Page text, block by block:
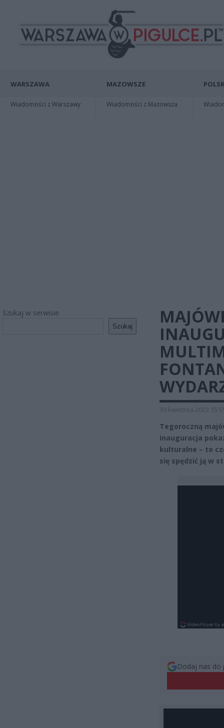
WARSZAWA
Wiadomości z Warszawy
MAZOWSZE
Wiadomości z Mazowsza
Szukaj w serwisie
Szukaj
30 kwietnia 2023
Tegoroczną
inauguracja
kulturalne – to
się spędzić ją w
Dodaj nas do